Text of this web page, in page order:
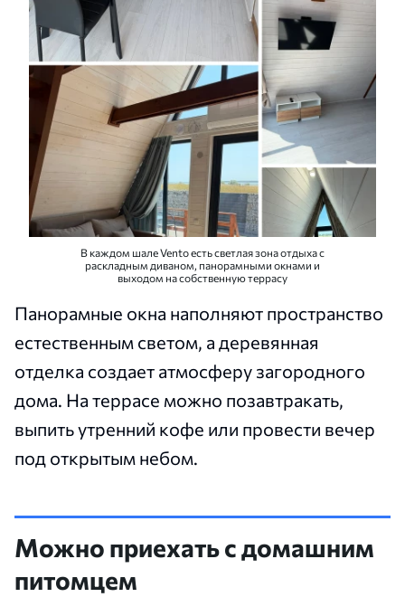
В каждом шале Vento есть светлая зона отдыха с
раскладным диваном, панорамными окнами и
выходом на собственную террасу
Панорамные окна наполняют пространство
естественным светом, а деревянная
отделка создает атмосферу загородного
дома. На террасе можно позавтракать,
выпить утренний кофе или провести вечер
под открытым небом.
Можно приехать с домашним
питомцем